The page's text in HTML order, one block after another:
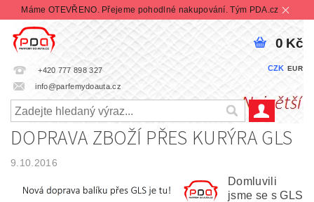
Máme OTEVŘENO. Přejeme pohodlné nakupování. Tým PDA.cz
+420 777 898 327
info@parfemydoauta.cz
CZK EUR
0 Kč
DOPRAVA ZBOŽÍ PŘES KURÝRA GLS
9.10.2016
Domluvili
jsme se s GLS